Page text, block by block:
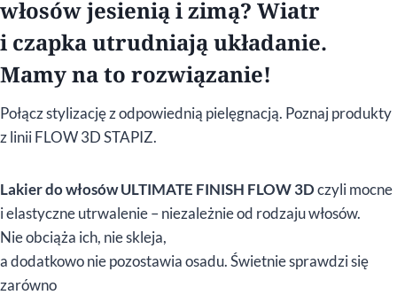
włosów jesienią i zimą? Wiatr
i czapka utrudniają układanie.
Mamy na to rozwiązanie!
Połącz stylizację z odpowiednią pielęgnacją. Poznaj produkty
z linii FLOW 3D STAPIZ.
Lakier do włosów ULTIMATE FINISH FLOW 3Dczyli mocne
i elastyczne utrwalenie – niezależnie od rodzaju włosów.
Nie obciąża ich, nie skleja,
a dodatkowo nie pozostawia osadu. Świetnie sprawdzi się
zarówno